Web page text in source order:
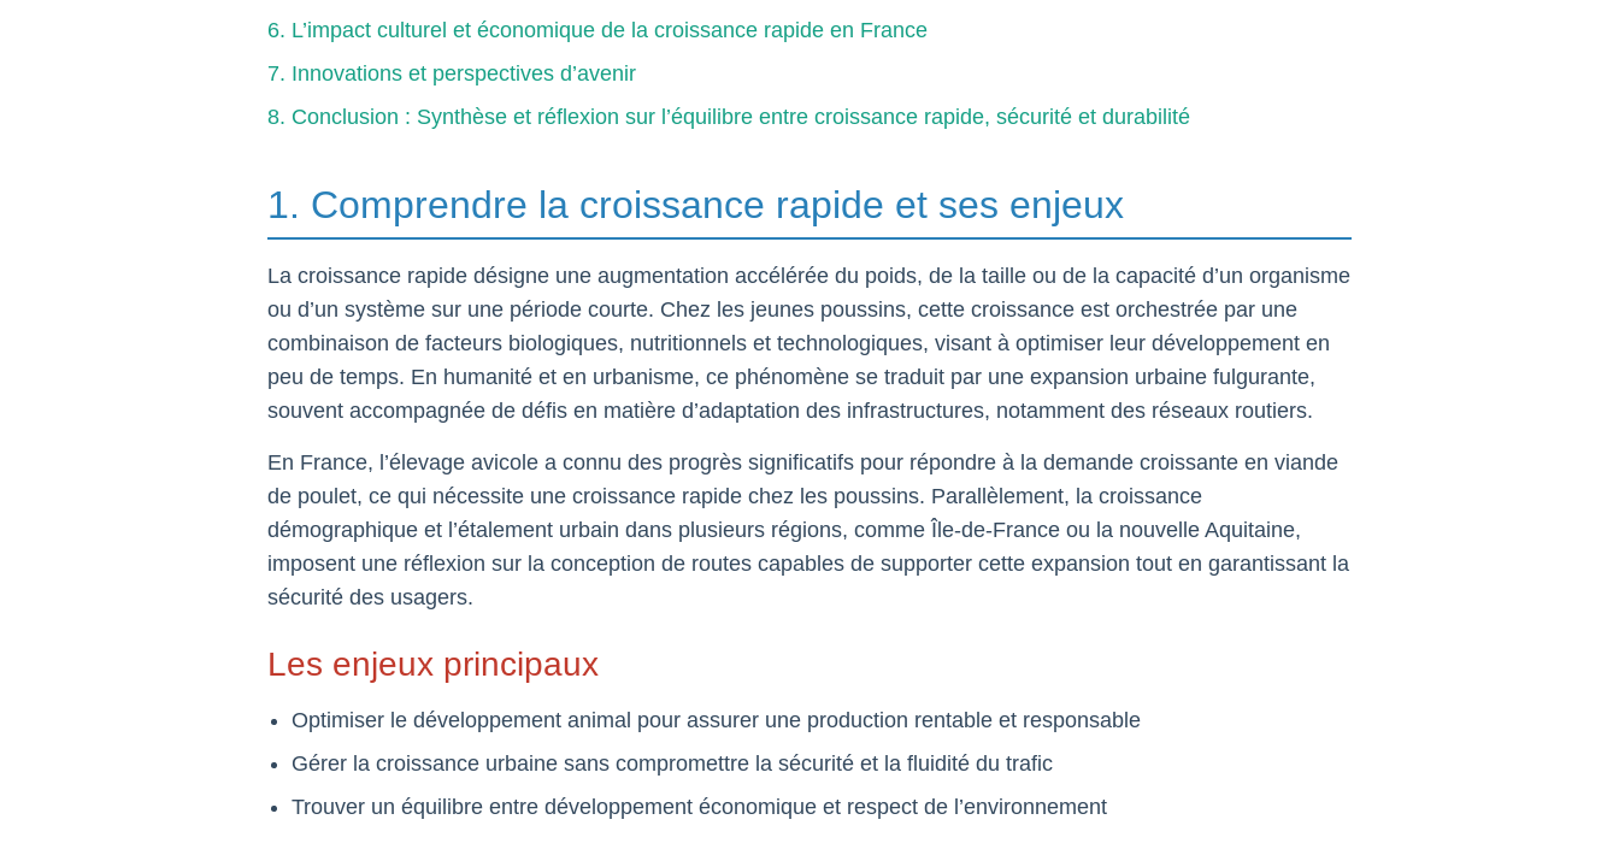
6. L’impact culturel et économique de la croissance rapide en France
7. Innovations et perspectives d’avenir
8. Conclusion : Synthèse et réflexion sur l’équilibre entre croissance rapide, sécurité et durabilité
1. Comprendre la croissance rapide et ses enjeux
La croissance rapide désigne une augmentation accélérée du poids, de la taille ou de la capacité d’un organisme
ou d’un système sur une période courte. Chez les jeunes poussins, cette croissance est orchestrée par une
combinaison de facteurs biologiques, nutritionnels et technologiques, visant à optimiser leur développement en
peu de temps. En humanité et en urbanisme, ce phénomène se traduit par une expansion urbaine fulgurante,
souvent accompagnée de défis en matière d’adaptation des infrastructures, notamment des réseaux routiers.
En France, l’élevage avicole a connu des progrès significatifs pour répondre à la demande croissante en viande
de poulet, ce qui nécessite une croissance rapide chez les poussins. Parallèlement, la croissance
démographique et l’étalement urbain dans plusieurs régions, comme Île-de-France ou la nouvelle Aquitaine,
imposent une réflexion sur la conception de routes capables de supporter cette expansion tout en garantissant la
sécurité des usagers.
Les enjeux principaux
Optimiser le développement animal pour assurer une production rentable et responsable
Gérer la croissance urbaine sans compromettre la sécurité et la fluidité du trafic
Trouver un équilibre entre développement économique et respect de l’environnement